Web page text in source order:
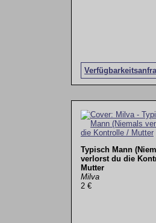
Typisch Mann
verlorst du die
Mutter
Milva
2 €